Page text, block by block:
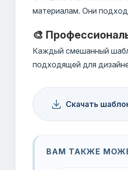
материалам. Они
🎨
Каждый смешанный
подходящей для
Скачать
ВАМ ТАКЖЕ